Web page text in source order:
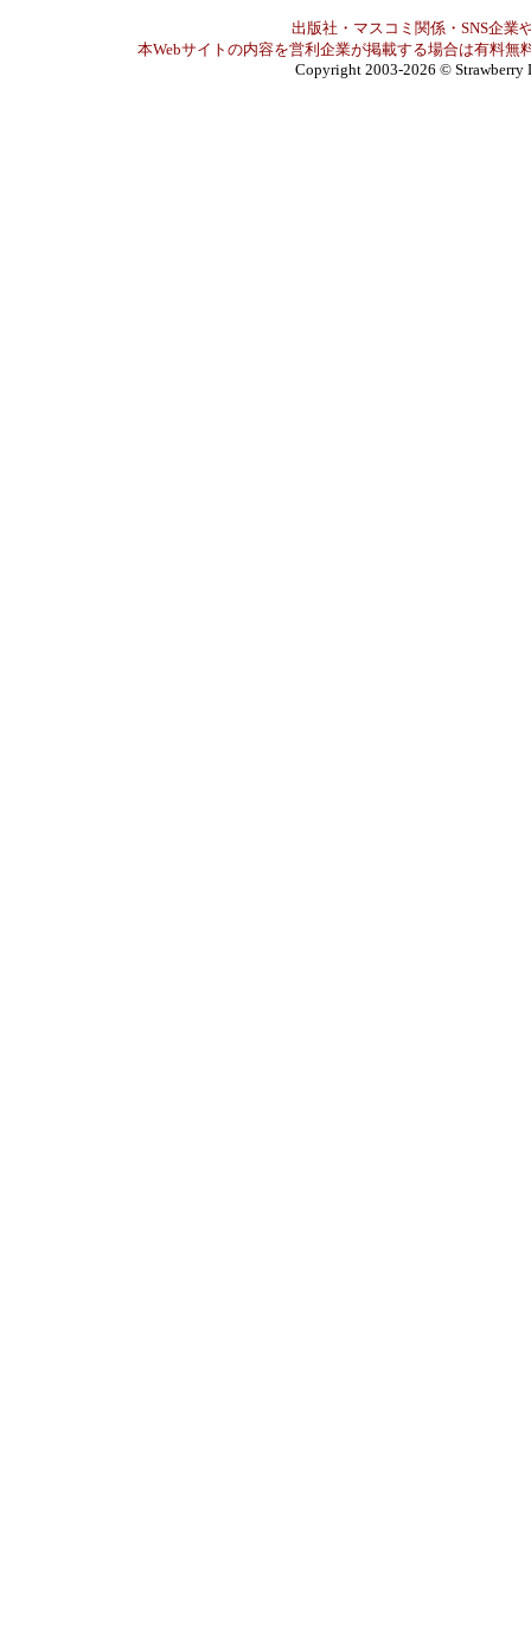
出版社・マスコミ関係・SNS企業
本Webサイトの内容を営利企業が掲載する場合は有料無
Copyright 2003-2026 © Strawberry